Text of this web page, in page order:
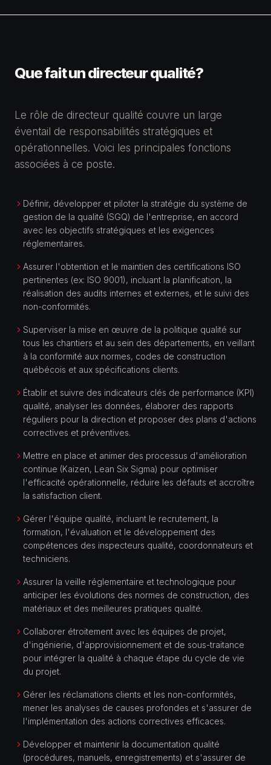
Que fait undirecteur qualité?
Le rôle de directeur qualité couvre un large
éventail de responsabilités stratégiques et
opérationnelles. Voici les principales fonctions
associées à ce poste.
Définir, développer et piloter la stratégie du système de
gestion de la qualité (SGQ) de l'entreprise, en accord
avec les objectifs stratégiques et les exigences
réglementaires.
Assurer l'obtention et le maintien des certifications ISO
pertinentes (ex: ISO 9001), incluant la planification, la
réalisation des audits internes et externes, et le suivi des
non-conformités.
Superviser la mise en œuvre de la politique qualité sur
tous les chantiers et au sein des départements, en veillant
à la conformité aux normes, codes de construction
québécois et aux spécifications clients.
Établir et suivre des indicateurs clés de performance (KPI)
qualité, analyser les données, élaborer des rapports
réguliers pour la direction et proposer des plans d'actions
correctives et préventives.
Mettre en place et animer des processus d'amélioration
continue (Kaizen, Lean Six Sigma) pour optimiser
l'efficacité opérationnelle, réduire les défauts et accroître
la satisfaction client.
Gérer l'équipe qualité, incluant le recrutement, la
formation, l'évaluation et le développement des
compétences des inspecteurs qualité, coordonnateurs et
techniciens.
Assurer la veille réglementaire et technologique pour
anticiper les évolutions des normes de construction, des
matériaux et des meilleures pratiques qualité.
Collaborer étroitement avec les équipes de projet,
d'ingénierie, d'approvisionnement et de sous-traitance
pour intégrer la qualité à chaque étape du cycle de vie
du projet.
Gérer les réclamations clients et les non-conformités,
mener les analyses de causes profondes et s'assurer de
l'implémentation des actions correctives efficaces.
Développer et maintenir la documentation qualité
(procédures, manuels, enregistrements) et s'assurer de